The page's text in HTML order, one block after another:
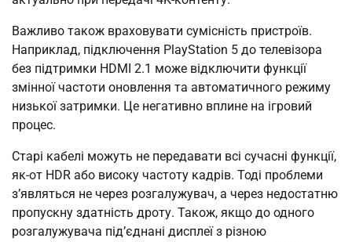
Важливо також враховувати сумісність пристроїв.
Наприклад, підключення PlayStation 5 до телевізора
без підтримки HDMI 2.1 може відключити функції
змінної частоти оновлення та автоматичного режиму
низької затримки. Це негативно вплине на ігровий
процес.
Старі кабелі можуть не передавати всі сучасні функції,
як-от HDR або високу частоту кадрів. Тоді проблеми
з’являться не через розгалужувач, а через недостатню
пропускну здатність дроту. Також, якщо до одного
розгалужувача під’єднані дисплеї з різною